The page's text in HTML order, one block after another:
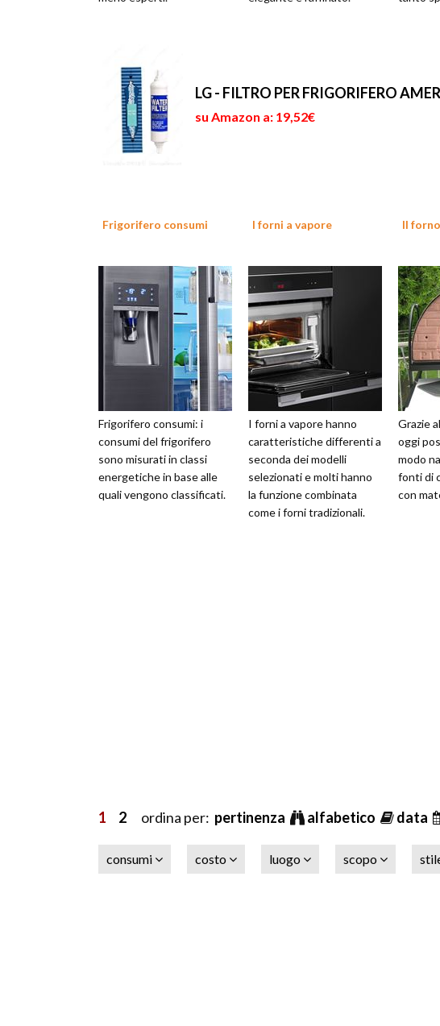
LG - FILTRO PER FRIGORIFERO
su Amazon a: 19,52€
Frigorifero consumi
Frigorifero consumi: i
consumi del frigorifero
sono misurati in classi
energetiche in base alle
quali vengono classificati.
I forni a vapore
I forni a vapore hanno
caratteristiche differenti a
seconda dei modelli
selezionati e molti hanno
la funzione combinata
come i forni tradizionali.
Il
Grazie
oggi
modo
fonti di
con
1 2 ordina per: pertinenza alfabetico data
consumi costo luogo scopo